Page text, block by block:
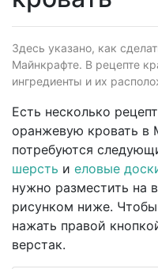
Здесь указано, как
Майнкрафте. В рецепте
ингредиенты и их
Есть несколько
оранжевую кровать в
потребуются
шерсть и еловые
нужно разместить на
рисунком ниже.
нажать правой
верстак.